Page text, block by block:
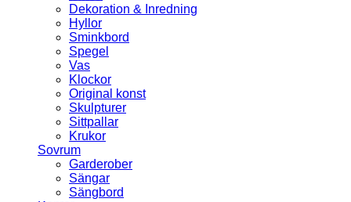
Dekoration & Inredning
Hyllor
Sminkbord
Spegel
Vas
Klockor
Original konst
Skulpturer
Sittpallar
Krukor
Sovrum
Garderober
Sängar
Sängbord